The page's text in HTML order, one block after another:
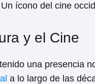
ícono del cine
y el Cine
una presencia
a lo largo de las